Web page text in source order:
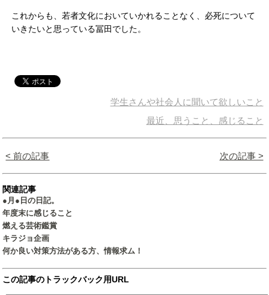
これからも、若者文化においていかれることなく、必死について
いきたいと思っている冨田でした。
学生さんや社会人に聞いて欲しいこと
最近、思うこと、感じること
< 前の記事 次の記事 >
関連記事
●月●日の日記。
年度末に感じること
燃える芸術鑑賞
キラジョ企画
何か良い対策方法がある方、情報求ム！
この記事のトラックバック用URL